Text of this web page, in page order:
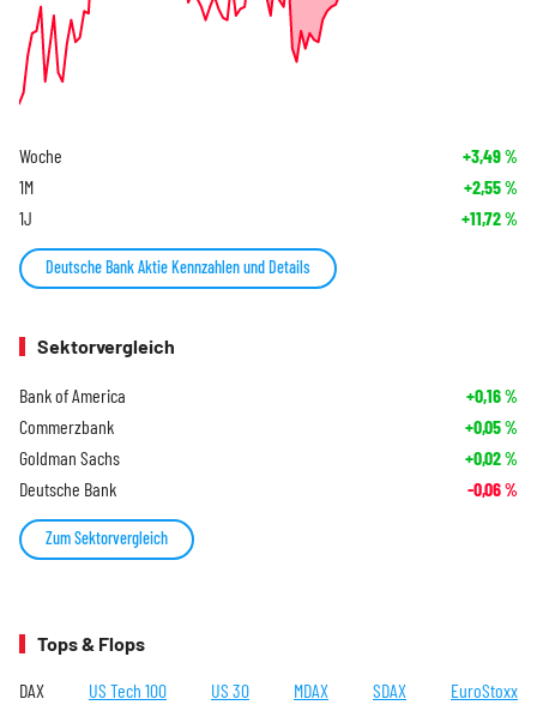
Woche +3,49%
1M +2,55%
1J +11,72%
Deutsche Bank Aktie Kennzahlen und Details
Sektorvergleich
Bank of America +0,16%
Commerzbank +0,05%
Goldman Sachs +0,02%
Deutsche Bank -0,06%
Zum Sektorvergleich
Tops & Flops
DAX US Tech 100 US 30 MDAX SDAX EuroStoxx